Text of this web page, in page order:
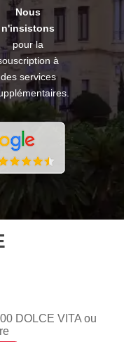
Nous
n'insistons
pour la
à
des services
DOLCE VITA ou